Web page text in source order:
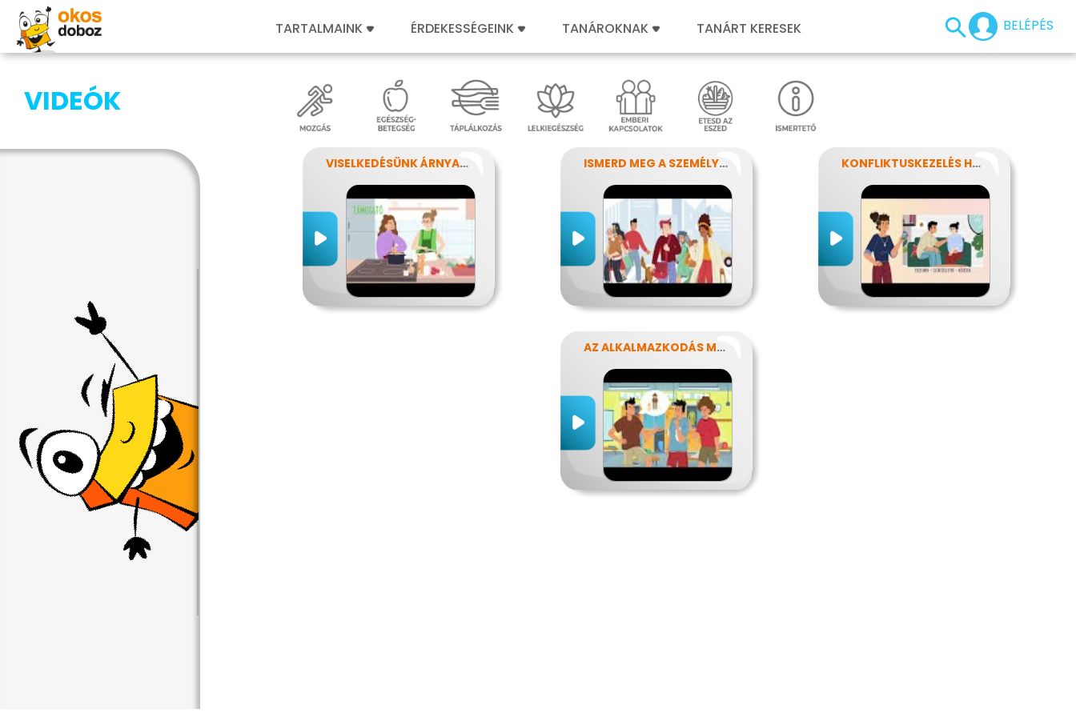
BELÉPÉS
TARTALMAINK ÉRDEKESSÉGEINK TANÁROKNAK TANÁRT KERESEK
VIDEÓK
VISELKEDÉSÜNK ÁRNYALATAI ISMERD MEG A SZEMÉLYISÉGED! KONFLIKTUSKEZELÉS HATÉKONYAN
AZ ALKALMAZKODÁS MŰVÉSZETE